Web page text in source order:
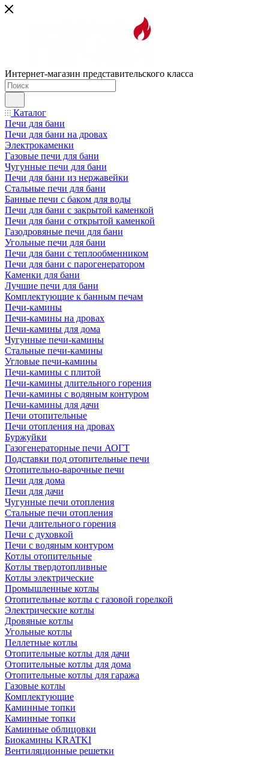
Интернет-магазин представительского класса
Каталог
Печи для бани
Печи для бани на дровах
Электрокаменки
Газовые печи для бани
Чугунные печи для бани
Печи для бани из нержавейки
Стальные печи для бани
Банные печи с баком для воды
Печи для бани с закрытой каменкой
Печи для бани с открытой каменкой
Газодровяные печи для бани
Угольные печи для бани
Печи для бани с теплообменником
Печи для бани с парогенератором
Каменки для бани
Лучшие печи для бани
Комплектующие к банным печам
Печи-камины
Печи-камины на дровах
Печи-камины для дома
Чугунные печи-камины
Стальные печи-камины
Угловые печи-камины
Печи-камины с плитой
Печи-камины длительного горения
Печи-камины с водяным контуром
Печи-камины для дачи
Печи отопительные
Печи отопления на дровах
Буржуйки
Газогенераторные печи АОГТ
Подставки под отопительные печи
Отопительно-варочные печи
Печи для дома
Печи для дачи
Чугунные печи отопления
Стальные печи отопления
Печи длительного горения
Печи с духовкой
Печи с водяным контуром
Котлы отопительные
Котлы твердотопливные
Котлы электрические
Промышленные котлы
Отопительные котлы с газовой горелкой
Электрические котлы
Дровяные котлы
Угольные котлы
Пеллетные котлы
Отопительные котлы для дачи
Отопительные котлы для дома
Отопительные котлы для гаража
Газовые котлы
Комплектующие
Каминные топки
Каминные топки
Каминные облицовки
Биокамины KRATKI
Вентиляционные решетки